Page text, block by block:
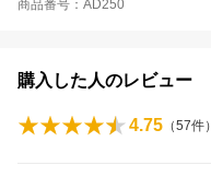
商品番号：AD250
購入した人のレビュー
4.75 （57件）